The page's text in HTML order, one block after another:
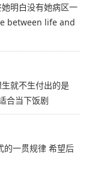
明白没有她病区一
between life and
就不生付出的是
合当下饭剧
的一贯规律 希望后